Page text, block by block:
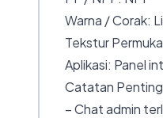
Warna / Corak:
Tekstur
Aplikasi: Panel
Catatan
– Chat admin